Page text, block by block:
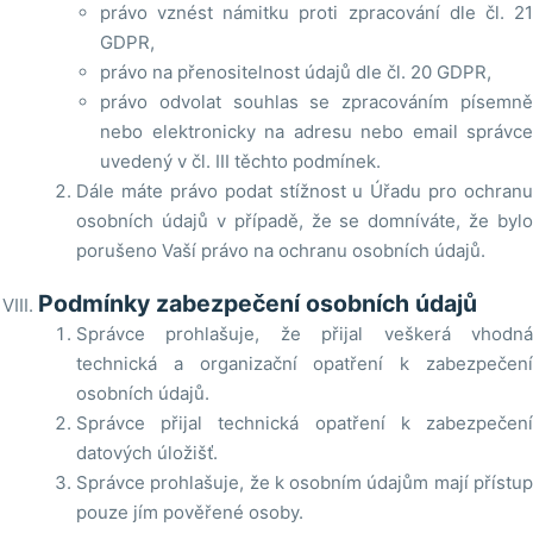
právo vznést námitku proti zpracování dle čl. 21
GDPR,
právo na přenositelnost údajů dle čl. 20 GDPR,
právo odvolat souhlas se zpracováním písemně
nebo elektronicky na adresu nebo email správce
uvedený v čl. III těchto podmínek.
Dále máte právo podat stížnost u Úřadu pro ochranu
osobních údajů v případě, že se domníváte, že bylo
porušeno Vaší právo na ochranu osobních údajů.
Podmínky zabezpečení osobních údajů
Správce prohlašuje, že přijal veškerá vhodná
technická a organizační opatření k zabezpečení
osobních údajů.
Správce přijal technická opatření k zabezpečení
datových úložišť.
Správce prohlašuje, že k osobním údajům mají přístup
pouze jím pověřené osoby.